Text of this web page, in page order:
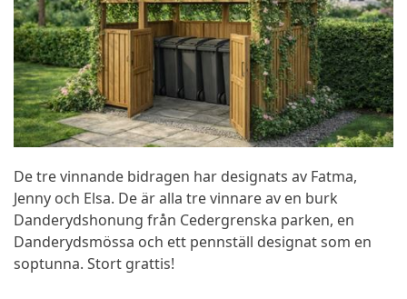
De tre vinnande bidragen har designats av Fatma,
Jenny och Elsa. De är alla tre vinnare av en burk
Danderydshonung från Cedergrenska parken, en
Danderydsmössa och ett pennställ designat som en
soptunna. Stort grattis!